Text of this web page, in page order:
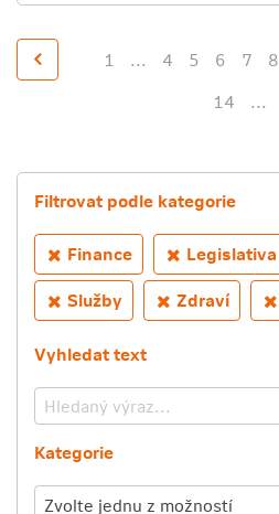
1 ... 4 5 6 7 8
14
...
Filtrovat podle kategorie
Finance Legislativa
Služby
Zdraví
Vyhledat text
Kategorie